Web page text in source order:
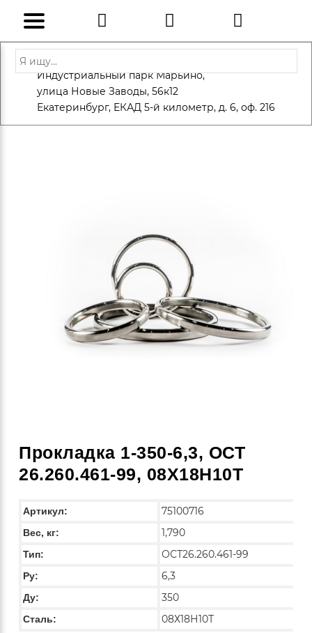
+7 (812) 600-10-15
info@eversteel.ru
Адрес: Санкт-Петербург, Петергоф,
Индустриальный парк Марьино,
улица Новые Заводы, 56к12
Екатеринбург, ЕКАД 5-й километр, д. 6, оф. 216
ЗАКАЗАТЬ ЗВОНОК
Прокладка 1-350-6,3, ОСТ
26.260.461-99, 08Х18Н10Т
Артикул: 75100716
Вес, кг: 1,790
Тип: ОСТ26.260.461-99
Py: 6,3
Ду: 350
Сталь: 08Х18Н10Т